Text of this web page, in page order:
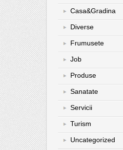
Casa&Gradina
Diverse
Frumusete
Job
Produse
Sanatate
Servicii
Turism
Uncategorized